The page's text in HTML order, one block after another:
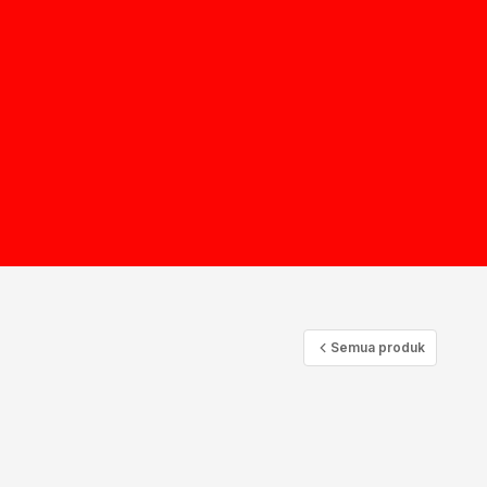
Semua produk